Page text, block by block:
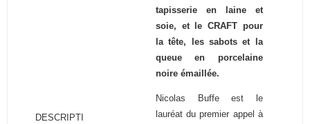
DESCRIPTI
tapisserie en laine et
soie, et le CRAFT pour
la tête, les sabots et la
queue en porcelaine
noire émaillée.
Nicolas Buffe est le
lauréat du premier appel à